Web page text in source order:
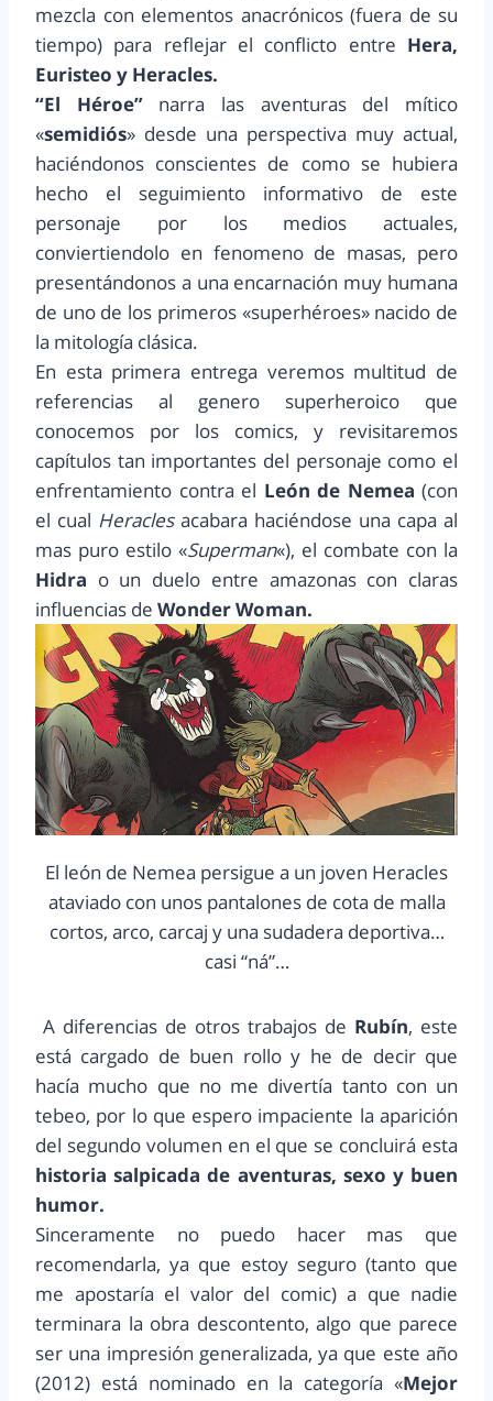
mezcla con elementos anacrónicos (fuera de su
tiempo) para reflejar el conflicto entre Hera,
Euristeo y Heracles.
“El Héroe”narra las aventuras del mítico
«semidiós» desde una perspectiva muy actual,
haciéndonos conscientes de como se hubiera
hecho el seguimiento informativo de este
personaje por los medios actuales,
conviertiendolo en fenomeno de masas, pero
presentándonos a una encarnación muy humana
de uno de los primeros «superhéroes» nacido de
la mitología clásica.
En esta primera entrega veremos multitud de
referencias al genero superheroico que
conocemos por los comics, y revisitaremos
capítulos tan importantes del personaje como el
enfrentamiento contra el León de Nemea (con
el cual Heraclesacabara haciéndose una capa al
mas puro estilo «Superman«), el combate con la
Hidra o un duelo entre amazonas con claras
influencias de Wonder Woman.
El león de Nemea persigue a un joven Heracles
ataviado con unos pantalones de cota de malla
cortos, arco, carcaj y una sudadera deportiva…
casi “ná”…
A diferencias de otros trabajos de Rubín, este
está cargado de buen rollo y he de decir que
hacía mucho que no me divertía tanto con un
tebeo, por lo que espero impaciente la aparición
del segundo volumen en el que se concluirá esta
historia salpicada de aventuras, sexo y buen
humor.
Sinceramente no puedo hacer mas que
recomendarla, ya que estoy seguro (tanto que
me apostaría el valor del comic) a que nadie
terminara la obra descontento, algo que parece
ser una impresión generalizada, ya que este año
(2012) está nominado en la categoría «Mejor